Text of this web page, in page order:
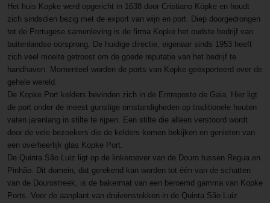
Het huis Kopke werd opgericht in 1638 door Cristiano Köpke en houdt
zich sindsdien bezig met de export van wijn en port. Diep doorgedrongen
tot de Portugese samenleving is de firma Kopke het oudste bedrijf van
buitenlandse oorsprong. De huidige directie, eigenaar sinds 1953 heeft
zich veel moeite getroost om de goede reputatie van het bedrijf te
handhaven. Momenteel worden de ports van Kopke geëxporteerd over de
gehele wereld.
De Kopke Port kelders bevinden zich in de Entreposto de Gaia. Hier ligt
de port onder de meest gunstige omstandigheden op traditionele houten
vaten jarenlang in stilte te rijpen. Een stilte die alleen verstoord wordt
door de vele bezoekers die de kelders komen bekijken en genieten van
een overheerlijk glas Kopke Port.
De Quinta São Luiz ligt op de linkeroever van de Douro tussen Regua en
Pinhão. Dit domein, dat gerekend kan worden tot één van de schatten
van de Dourostreek, is de bakermat van een beroemd gamma van Kopke
Ports. Voor de aanplant van druivenstokken in de Quinta São Luiz